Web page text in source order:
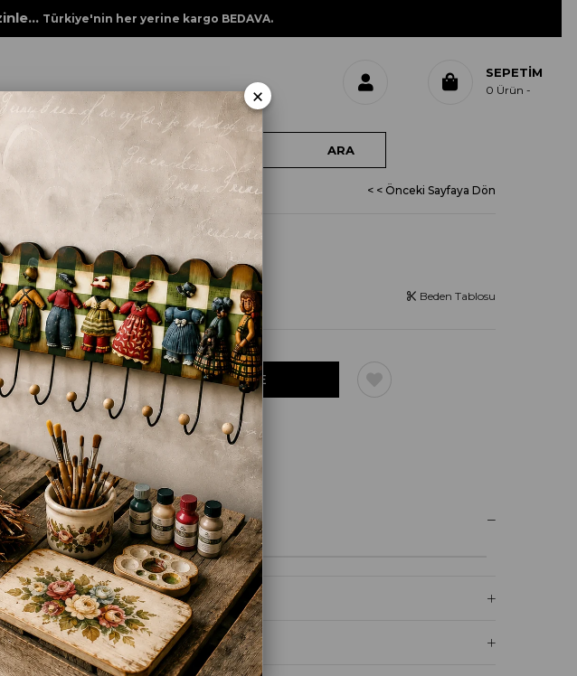
Türkiye'nin her yerine kargo BEDAVA.
SEPETIM
0 Ürün
< < Önceki Sayfaya Dön
VERNİK PARLAK
Beden Tablosu
TAVSIYE ET YORUM YAZ
ÖZELLIKLERI
(0)
SEÇENEKLERI
×